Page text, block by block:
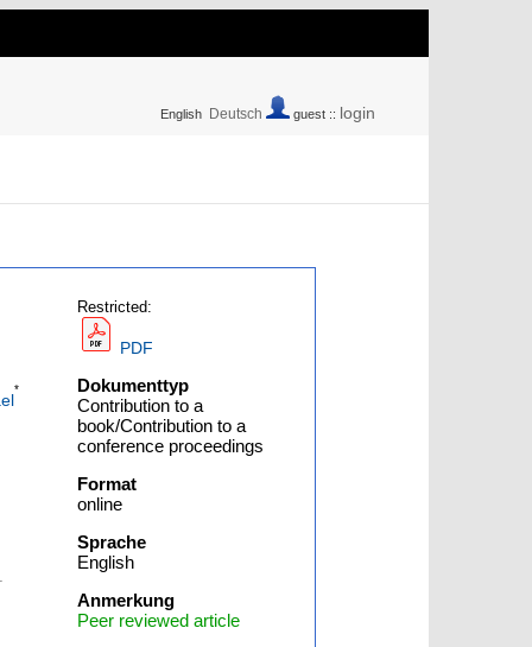
English Deutsch guest :: login
*
Restricted:
PDF
Dokumenttyp
Contribution to a
book/Contribution to a
conference proceedings
Format
online
Sprache
English
Anmerkung
Peer reviewed article